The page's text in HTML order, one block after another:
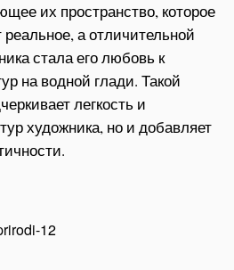
их пространство, которое
а отличительной
стала его любовь к
на водной глади. Такой
легкость и
художника, но и добавляет